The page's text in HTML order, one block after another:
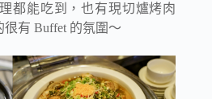
都能吃到，也有現切爐烤肉
有 Buffet 的氛圍～